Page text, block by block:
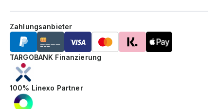
100% Linexo Partner
TARGOBANK Finanzierung
Zahlungsanbieter